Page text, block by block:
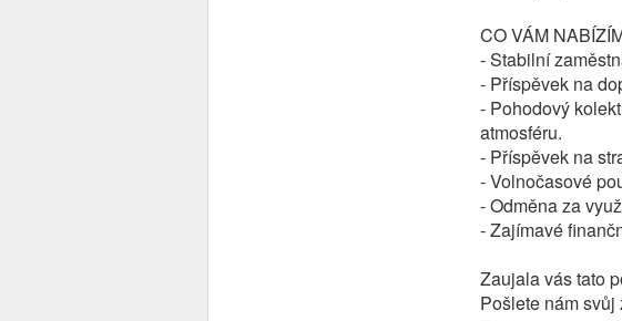
CO VÁM
- Stabilní
- Příspěvek na
- Pohodový
atmosféru.
- Příspěvek na
- Volnočasové
- Odměna za
- Zajímavé
Zaujala vás tato
Pošlete nám